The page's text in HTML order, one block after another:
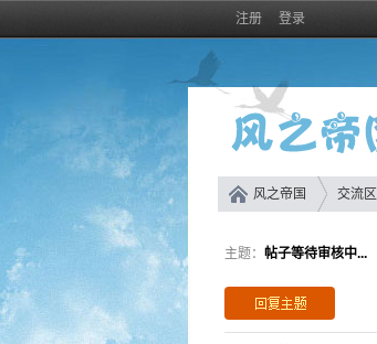
注册 登录
风之帝国 交流区
主题： 帖子等待审核中...